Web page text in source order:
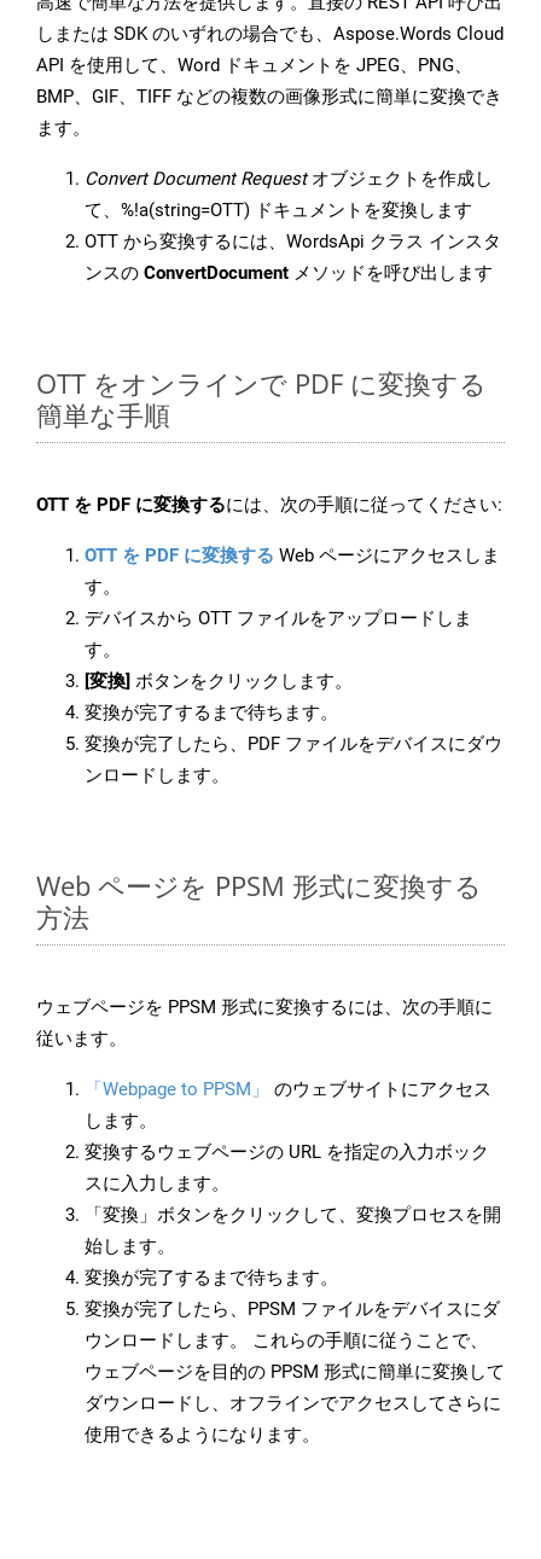
しまたは SDK のいずれの場合でも、Aspose.Words Cloud
API を使用して、Word ドキュメントを JPEG、PNG、
BMP、GIF、TIFF などの複数の画像形式に簡単に変換でき
ます。
Convert Document Requestオブジェクトを作成し
て、%!a(string=OTT) ドキュメントを変換します
OTT から変換するには、WordsApi クラス インスタ
ンスの ConvertDocument メソッドを呼び出します
OTT をオンラインで PDF に変換する
簡単な手順
OTT を PDF に変換するには、次の手順に従ってください:
OTT を PDF に変換する Web ページにアクセスしま
す。
デバイスから OTT ファイルをアップロードしま
す。
[変換] ボタンをクリックします。
変換が完了するまで待ちます。
変換が完了したら、PDF ファイルをデバイスにダウ
ンロードします。
Web ページを PPSM 形式に変換する
方法
ウェブページを PPSM 形式に変換するには、次の手順に
従います。
「Webpage to PPSM」
のウェブサイトにアクセス
します。
変換するウェブページの URL を指定の入力ボック
スに入力します。
「変換」ボタンをクリックして、変換プロセスを開
始します。
変換が完了するまで待ちます。
変換が完了したら、PPSM ファイルをデバイスにダ
ウンロードします。 これらの手順に従うことで、
ウェブページを目的の PPSM 形式に簡単に変換して
ダウンロードし、オフラインでアクセスしてさらに
使用できるようになります。